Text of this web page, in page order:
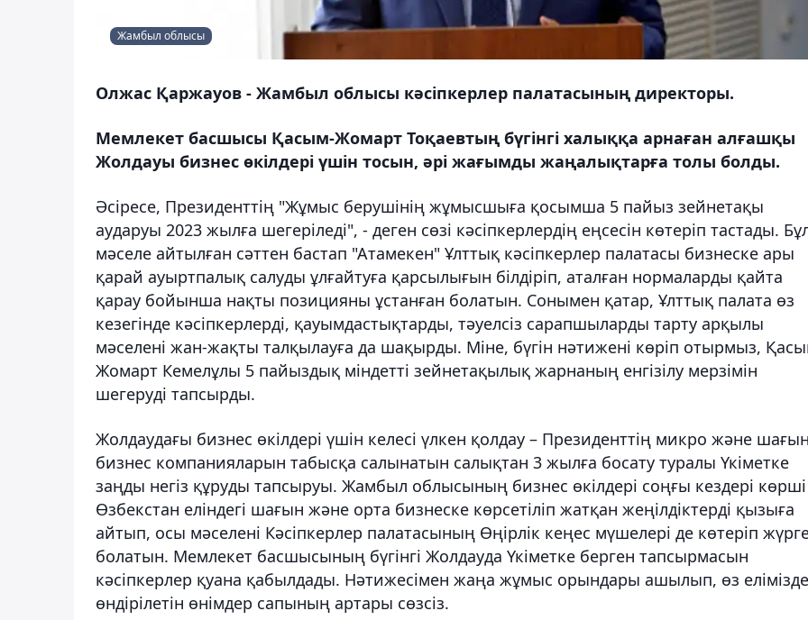
Жамбыл облысы
Олжас Қаржауов - Жамбыл облысы кәсіпкерлер палатасының директоры.
Мемлекет басшысы Қасым-Жомарт Тоқаевтың бүгінгі халыққа арнаған алғашқы
Жолдауы бизнес өкілдері үшін тосын, әрі жағымды жаңалықтарға толы болды.
Әсіресе, Президенттің "Жұмыс берушінің жұмысшыға қосымша 5 пайыз зейнетақы
аударуы 2023 жылға шегеріледі", - деген сөзі кәсіпкерлердің еңсесін көтеріп тастады.
мәселе айтылған сәттен бастап "Атамекен" Ұлттық кәсіпкерлер палатасы бизнеске ары
қарай ауыртпалық салуды ұлғайтуға қарсылығын білдіріп, аталған нормаларды қайта
қарау бойынша нақты позицияны ұстанған болатын. Сонымен қатар, Ұлттық палата өз
кезегінде кәсіпкерлерді, қауымдастықтарды, тәуелсіз сарапшыларды тарту арқылы
мәселені жан-жақты талқылауға да шақырды. Міне, бүгін нәтижені көріп отырмыз,
Жомарт Кемелұлы 5 пайыздық міндетті зейнетақылық жарнаның енгізілу мерзімін
шегеруді тапсырды.
Жолдаудағы бизнес өкілдері үшін келесі үлкен қолдау – Президенттің микро және
бизнес компанияларын табысқа салынатын салықтан 3 жылға босату туралы Үкіметке
заңды негіз құруды тапсыруы. Жамбыл облысының бизнес өкілдері соңғы кездері көрші
Өзбекстан еліндегі шағын және орта бизнеске көрсетіліп жатқан жеңілдіктерді қызыға
айтып, осы мәселені Кәсіпкерлер палатасының Өңірлік кеңес мүшелері де көтеріп
болатын. Мемлекет басшысының бүгінгі Жолдауда Үкіметке берген тапсырмасын
кәсіпкерлер қуана қабылдады. Нәтижесімен жаңа жұмыс орындары ашылып, өз елімізде
өндірілетін өнімдер сапының артары сөзсіз.